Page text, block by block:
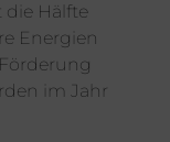
die Hälfte
Energien
im Jahr